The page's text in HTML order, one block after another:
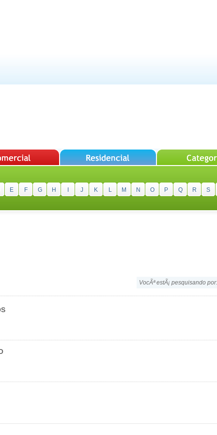
E F G H J K M N O P Q R S
VocÃª estÃ¡ pesquisando por: